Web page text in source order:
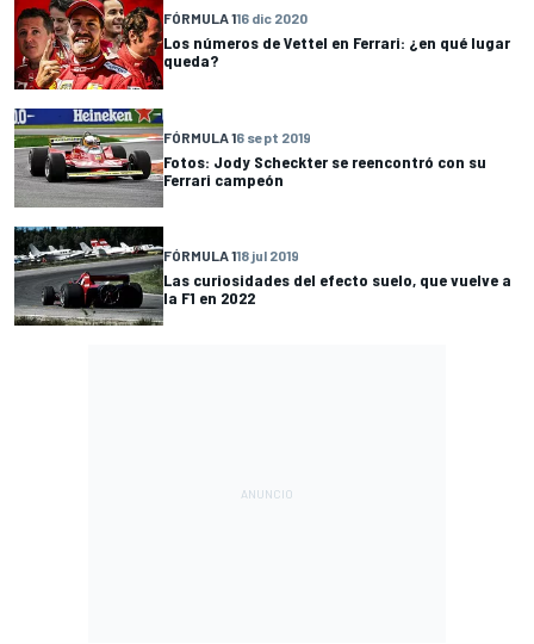
FÓRMULA 116 dic 2020
Los números de Vettel en Ferrari: ¿en qué lugar
queda?
FÓRMULA 16 sept 2019
Fotos: Jody Scheckter se reencontró con su
Ferrari campeón
FÓRMULA 118 jul 2019
Las curiosidades del efecto suelo, que vuelve a
la F1 en 2022